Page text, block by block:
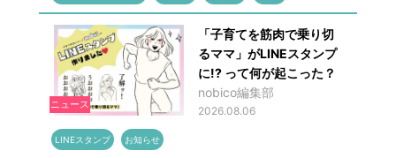
ニュース
「子育てを筋肉で乗り切
るママ」がLINEスタンプ
に!? って何が起こった？
nobico編集部
2026.08.06
LINEスタンプ お知らせ